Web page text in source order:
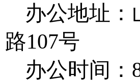
办公地址：
路107号
办公时间：